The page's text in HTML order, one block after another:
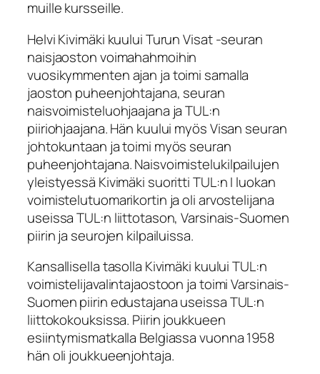
muille kursseille.
Helvi Kivimäki kuului Turun Visat -seuran
naisjaoston voimahahmoihin
vuosikymmenten ajan ja toimi samalla
jaoston puheenjohtajana, seuran
naisvoimisteluohjaajana ja TUL:n
piiriohjaajana. Hän kuului myös Visan seuran
johtokuntaan ja toimi myös seuran
puheenjohtajana. Naisvoimistelukilpailujen
yleistyessä Kivimäki suoritti TUL:n I luokan
voimistelutuomarikortin ja oli arvostelijana
useissa TUL:n liittotason, Varsinais-Suomen
piirin ja seurojen kilpailuissa.
Kansallisella tasolla Kivimäki kuului TUL:n
voimistelijavalintajaostoon ja toimi Varsinais-
Suomen piirin edustajana useissa TUL:n
liittokokouksissa. Piirin joukkueen
esiintymismatkalla Belgiassa vuonna 1958
hän oli joukkueenjohtaja.